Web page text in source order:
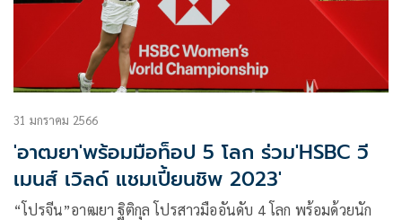
31 มกราคม 2566
'อาฒยา'พร้อมมือท็อป 5 โลก ร่วม'HSBC วี
เมนส์ เวิลด์ แชมเปี้ยนชิพ 2023'
“โปรจีน”อาฒยา ฐิติกุล โปรสาวมืออันดับ 4 โลก พร้อมด้วยนัก